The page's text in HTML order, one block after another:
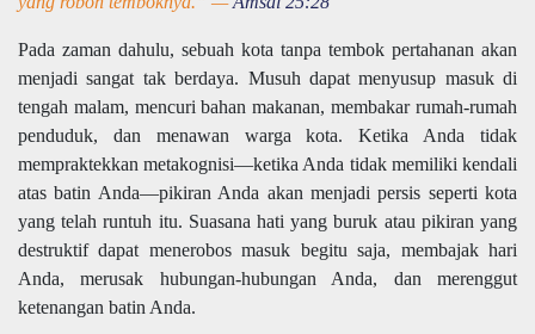
Pada zaman dahulu, sebuah kota tanpa tembok pertahanan akan
menjadi sangat tak berdaya. Musuh dapat menyusup masuk di
tengah malam, mencuri bahan makanan, membakar rumah-rumah
penduduk, dan menawan warga kota. Ketika Anda tidak
mempraktekkan metakognisi—ketika Anda tidak memiliki kendali
atas batin Anda—pikiran Anda akan menjadi persis seperti kota
yang telah runtuh itu. Suasana hati yang buruk atau pikiran yang
destruktif dapat menerobos masuk begitu saja, membajak hari
Anda, merusak hubungan-hubungan Anda, dan merenggut
ketenangan batin Anda.